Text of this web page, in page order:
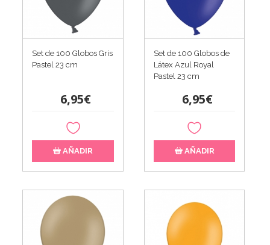
Set de 100 Globos Gris
Pastel 23 cm
6,95€
AÑADIR
Set de 100 Globos de
Látex Azul Royal
Pastel 23 cm
6,95€
AÑADIR